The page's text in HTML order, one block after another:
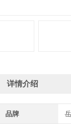
详情介绍
品牌